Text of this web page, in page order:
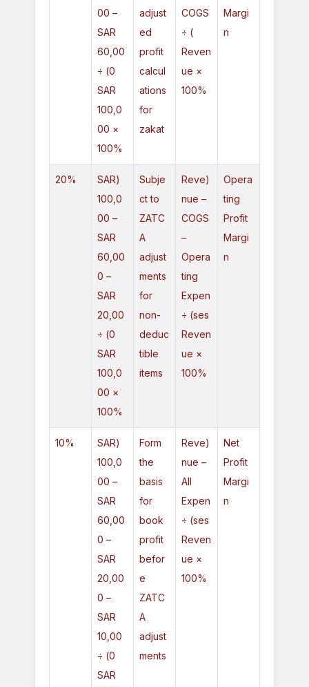
Margi
n
COGS
) ÷
Reven
ue ×
100%
adjust
ed
profit
calcul
ations
for
zakat
00 –
SAR
60,00
0) ÷
SAR
100,0
00 ×
100%
Opera
ting
Profit
Margi
n
(Reve
nue –
COGS
–
Opera
ting
Expen
ses) ÷
Reven
ue ×
100%
Subje
ct to
ZATC
A
adjust
ments
for
non-
deduc
tible
items
(SAR
100,0
00 –
SAR
60,00
0 –
SAR
20,00
0) ÷
SAR
100,0
00 ×
100%
20%
Net
Profit
Margi
n
(Reve
nue –
All
Expen
ses) ÷
Reven
ue ×
100%
Form
the
basis
for
book
profit
befor
e
ZATC
A
adjust
ments
(SAR
100,0
00 –
SAR
60,00
0 –
SAR
20,00
0 –
SAR
10,00
0) ÷
SAR
10%